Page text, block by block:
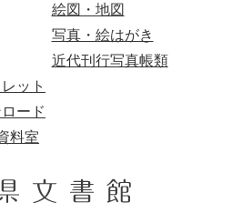
絵図・地図
写真・絵はがき
近代刊行写真帳類
ット
ード
料室